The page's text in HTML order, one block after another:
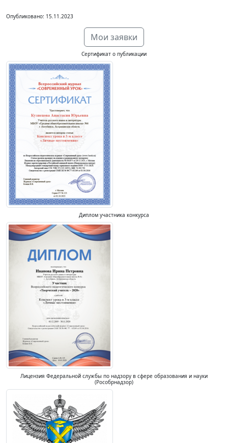
Опубликовано: 15.11.2023
Мои заявки
Сертификат о публикации
Диплом участника конкурса
Лицензия Федеральной службы по надзору в сфере образования и науки
(Рособрнадзор)